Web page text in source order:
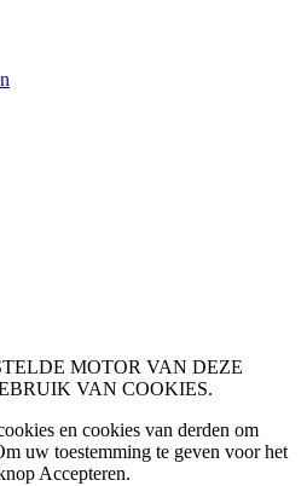
MOTOR VAN DEZE
VAN COOKIES.
en cookies van derden om
uw toestemming te geven voor het
Accepteren.